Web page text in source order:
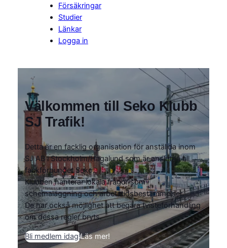
Försäkringar
Studier
Länkar
Logga in
Välkommen till Seko Klubb
SJ Trafik!
Detta är en facklig organisation för anställda inom
SJ AB i Stockholm/Hagalund som är anslutna till
fackförbundet Seko.
Klubben hanterar lokala frågor som
schemaläggning och arbetstidsbestämmelser.
De har också möjlighet att begära tvisteförhandling
om dessa regler bryts.
Bli medlem idag!Läs mer!